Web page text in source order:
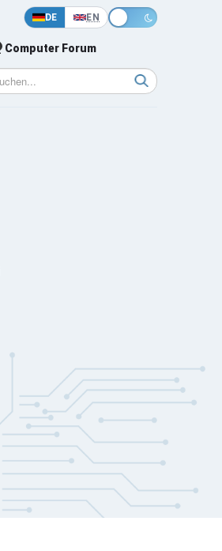
DE EN
Computer Forum